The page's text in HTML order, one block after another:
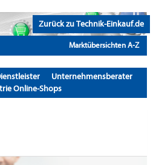
Zurück zu Technik-Einkauf.de
Marktübersichten A-Z
Unternehmensberater
Online-Shops